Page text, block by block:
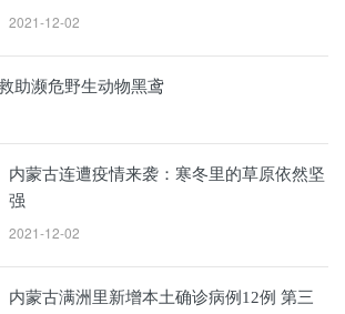
2021-12-02
助濒危野生动物黑鸢
内蒙古连遭疫情来袭：寒冬里的草原依然坚
强
2021-12-02
内蒙古满洲里新增本土确诊病例12例 第三